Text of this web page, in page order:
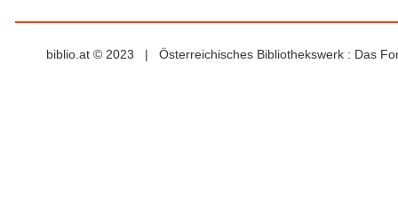
biblio.at © 2023 | Österreichisches Bibliothekswerk : Das